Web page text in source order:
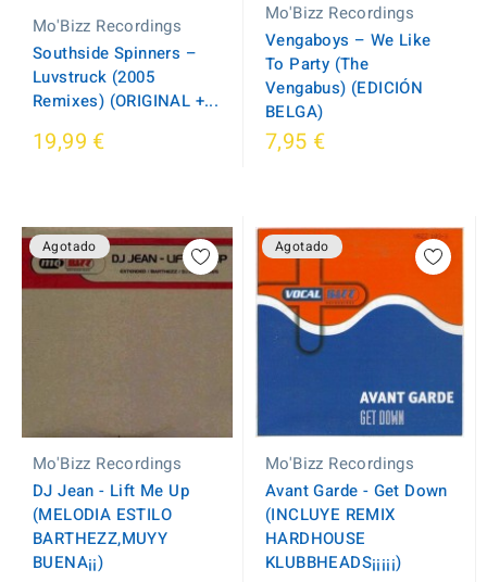
Mo'Bizz Recordings
Southside Spinners –
Luvstruck (2005
Remixes) (ORIGINAL +...
19,99 €
Mo'Bizz Recordings
Vengaboys – We Like
To Party (The
Vengabus) (EDICIÓN
BELGA)
7,95 €
Agotado
Mo'Bizz Recordings
DJ Jean - Lift Me Up
(MELODIA ESTILO
BARTHEZZ,MUYY
BUENA¡¡)
Agotado
Mo'Bizz Recordings
Avant Garde - Get Down
(INCLUYE REMIX
HARDHOUSE
KLUBBHEADS¡¡¡¡¡)